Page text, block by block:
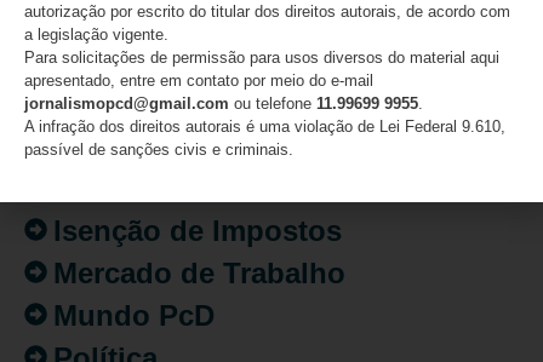
Artigo/Opinião
Atualidades
Destaques
Fatos
Isenção de Impostos
Mercado de Trabalho
Mundo PcD
autorização por escrito do titular dos direitos autorais, de acordo com
a legislação vigente.
Para solicitações de permissão para usos diversos do material aqui
apresentado, entre em contato por meio do e-mail
jornalismopcd@gmail.com ou telefone 11.99699 9955.
A infração dos direitos autorais é uma violação de Lei Federal 9.610,
passível de sanções civis e criminais.